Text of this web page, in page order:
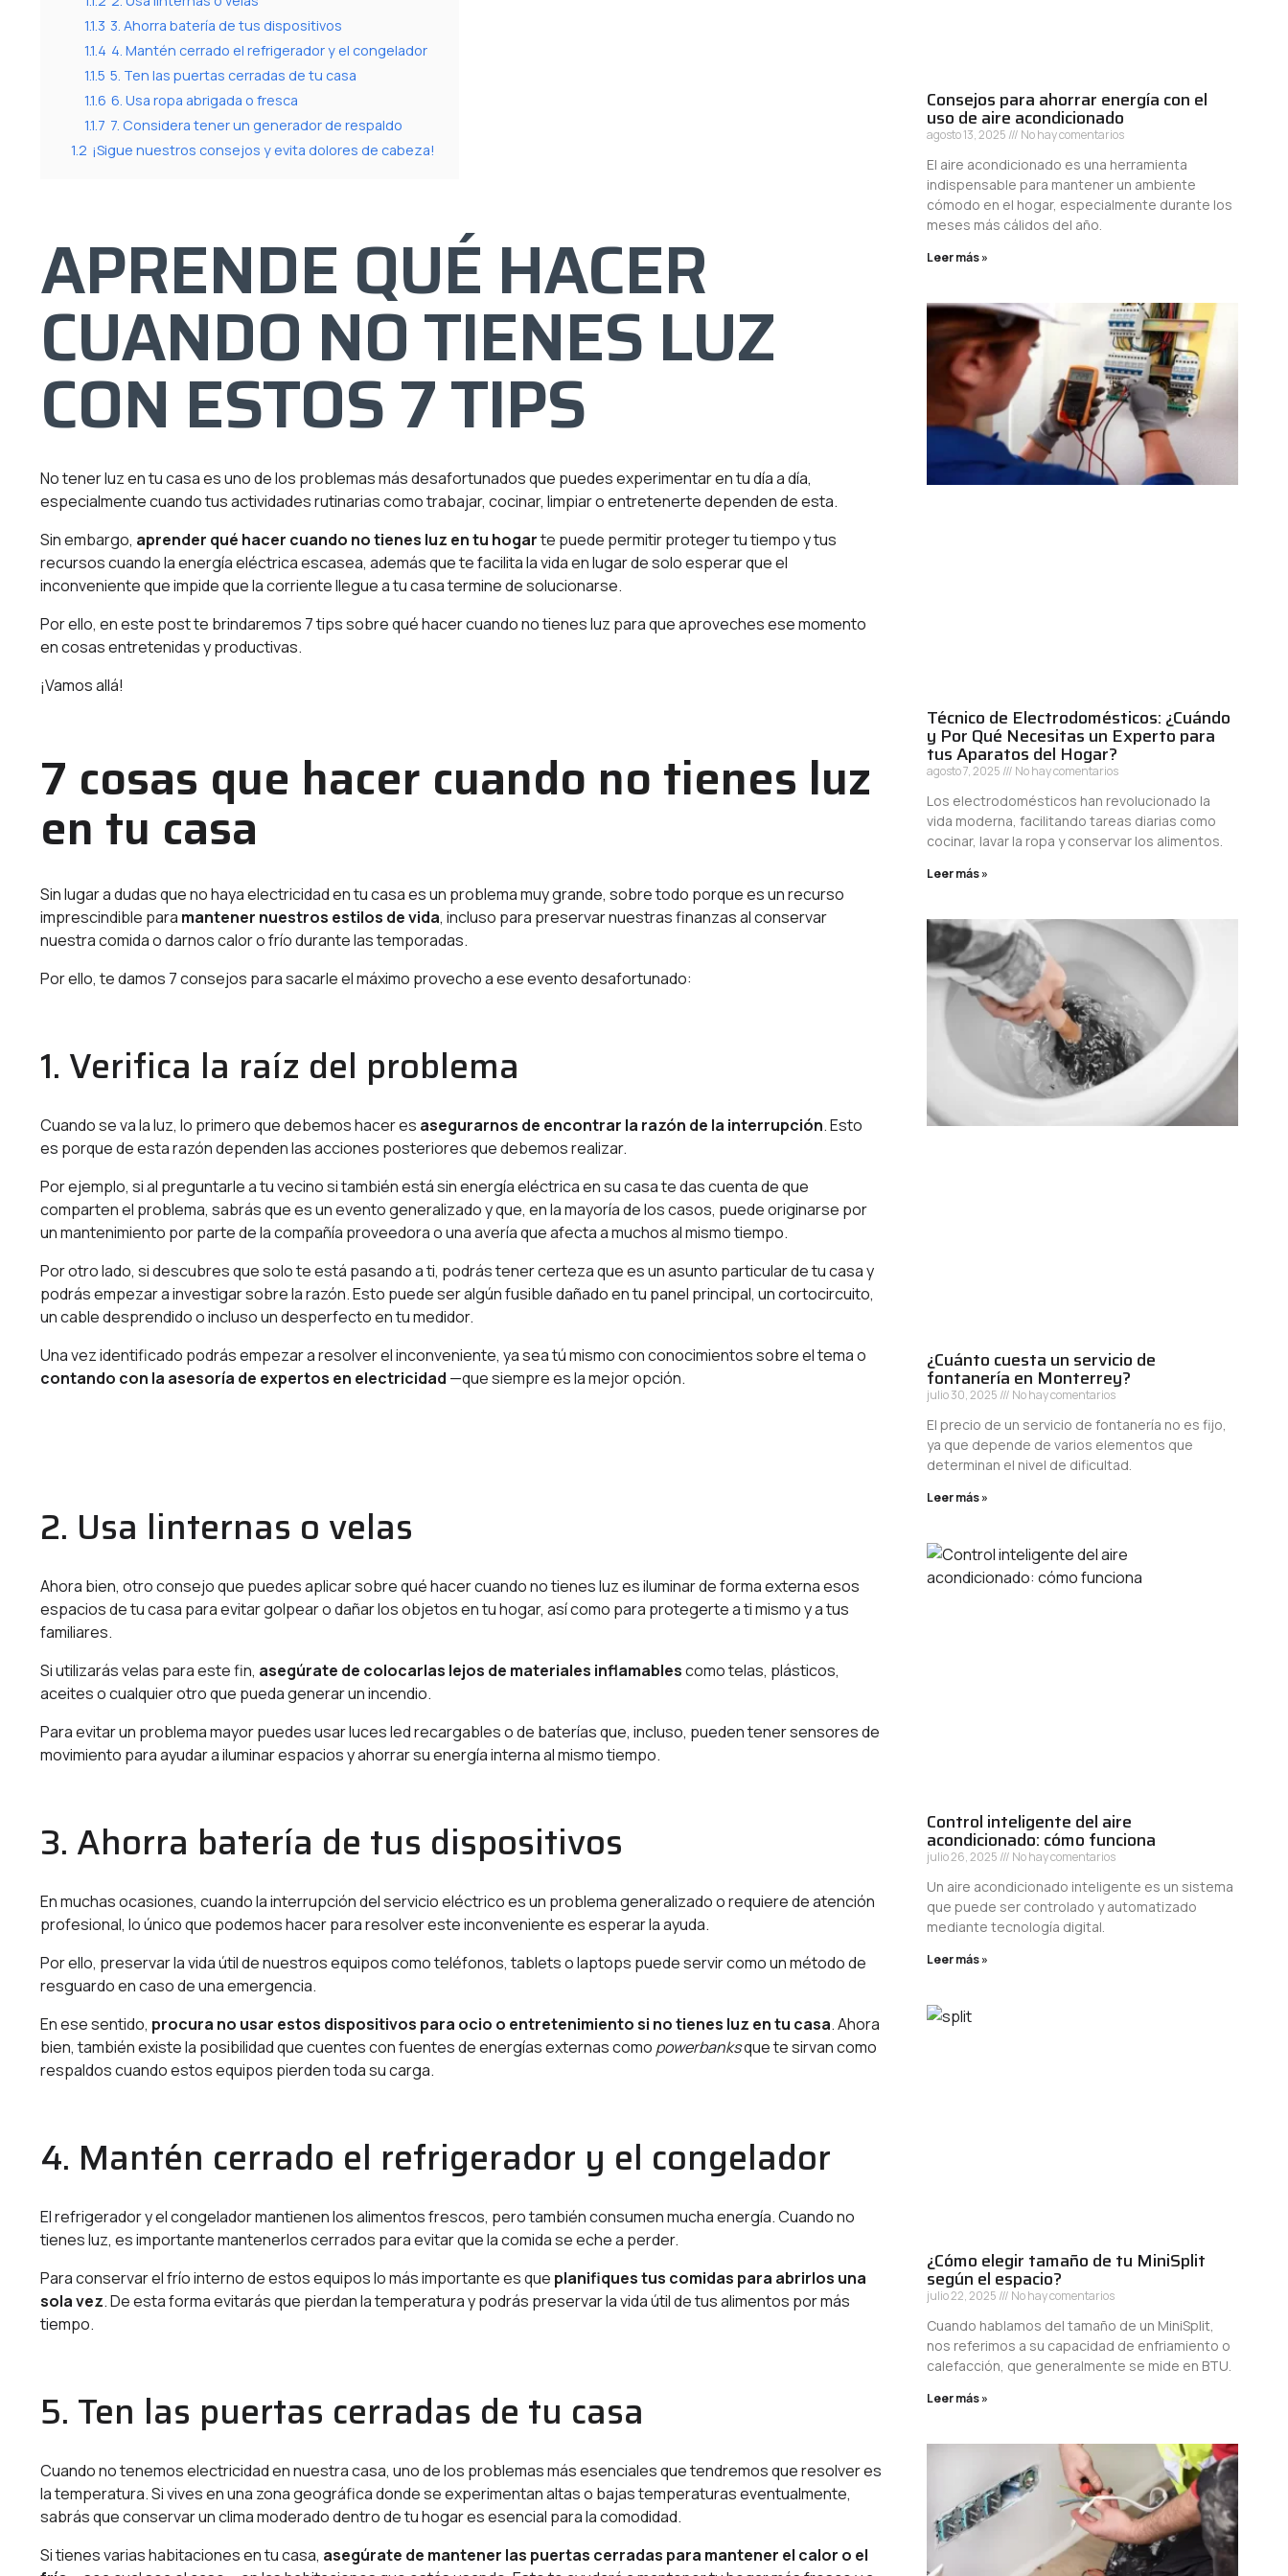
1.1.3 3. Ahorra batería de tus dispositivos
1.1.4 4. Mantén cerrado el refrigerador y el congelador
1.1.5 5. Ten las puertas cerradas de tu casa
1.1.6 6. Usa ropa abrigada o fresca
1.1.7 7. Considera tener un generador de respaldo
1.2 ¡Sigue nuestros consejos y evita dolores de cabeza!
APRENDE QUÉ HACER
CUANDO NO TIENES LUZ
CON ESTOS 7 TIPS
No tener luz en tu casa es uno de los problemas más desafortunadosque puedes experimentar en tu día a día,
especialmente cuando tus actividades rutinarias como trabajar, cocinar, limpiar o entretenerte dependen de esta.
Sin embargo, aprender qué hacer cuando no tienes luz en tu hogarte puede permitir proteger tu tiempo y tus
recursos cuando la energía eléctrica escasea, además que te facilita la vida en lugar de solo esperar que el
inconveniente que impide que la corriente llegue a tu casa termine de solucionarse.
Por ello, en este post te brindaremos 7 tips sobre qué hacer cuando no tienes luz para que aproveches ese momento
en cosas entretenidas y productivas.
¡Vamos allá!
7 cosas que hacer cuando no tienes luz
en tu casa
Sin lugar a dudas que no haya electricidad en tu casa es un problema muy grande, sobre todo porque es un recurso
imprescindible para mantener nuestros estilos de vida, incluso para preservar nuestras finanzas al conservar
nuestra comida o darnos calor o frío durante las temporadas.
Por ello, te damos 7 consejos para sacarle el máximo provecho a ese evento desafortunado:
1. Verifica la raíz del problema
Cuando se va la luz, lo primero que debemos hacer es asegurarnos de encontrar la razón de la interrupción. Esto
es porque de esta razón dependen las acciones posteriores que debemos realizar.
Por ejemplo, si al preguntarle a tu vecino si también está sin energía eléctrica en su casa te das cuenta de que
comparten el problema, sabrás que es un evento generalizado y que, en la mayoría de los casos, puede originarse por
un mantenimiento por parte de la compañía proveedora o una avería que afecta a muchos al mismo tiempo.
Por otro lado, si descubres que solo te está pasando a ti, podrás tener certeza que es un asunto particular de tu casa y
podrás empezar a investigar sobre la razón. Esto puede ser algún fusible dañado en tu panel principal, un cortocircuito,
un cable desprendido o incluso un desperfecto en tu medidor.
Una vez identificado podrás empezar a resolver el inconveniente, ya sea tú mismo con conocimientos sobre el tema o
contando con la asesoría de expertos en electricidad —que siempre es la mejor opción.
2. Usa linternas o velas
Ahora bien, otro consejo que puedes aplicar sobre qué hacer cuando no tienes luz es iluminar de forma externa esos
espacios de tu casa para evitar golpear o dañar los objetos en tu hogar, así como para protegerte a ti mismo y a tus
familiares.
Si utilizarás velas para este fin, asegúrate de colocarlas lejos de materiales inflamablescomo telas, plásticos,
aceites o cualquier otro que pueda generar un incendio.
Para evitar un problema mayor puedes usar luces led recargables o de baterías que, incluso, pueden tener sensores de
movimiento para ayudar a iluminar espacios y ahorrar su energía interna al mismo tiempo.
3. Ahorra batería de tus dispositivos
En muchas ocasiones, cuando la interrupción del servicio eléctrico es un problema generalizado o requiere de atención
profesional, lo único que podemos hacer para resolver este inconveniente es esperar la ayuda.
Por ello, preservar la vida útil de nuestros equipos como teléfonos, tablets o laptops puede servir como un método de
resguardo en caso de una emergencia.
En ese sentido, procura no usar estos dispositivos para ocio o entretenimiento si no tienes luz en tu casa. Ahora
bien, también existe la posibilidad que cuentes con fuentes de energías externas como powerbanksque te sirvan como
respaldos cuando estos equipos pierden toda su carga.
4. Mantén cerrado el refrigerador y el congelador
El refrigerador y el congelador mantienen los alimentos frescos, pero también consumen mucha energía. Cuando no
tienes luz, es importante mantenerlos cerrados para evitar que la comida se eche a perder.
Para conservar el frío interno de estos equipos lo más importante es que planifiques tus comidas para abrirlos una
sola vez. De esta forma evitarás que pierdan la temperatura y podrás preservar la vida útil de tus alimentos por más
tiempo.
5. Ten las puertas cerradas de tu casa
Cuando no tenemos electricidad en nuestra casa, uno de los problemas más esenciales que tendremos que resolver es
la temperatura. Si vives en una zona geográfica donde se experimentan altas o bajas temperaturas eventualmente,
sabrás que conservar un clima moderado dentro de tu hogar es esencial para la comodidad.
Si tienes varias habitaciones en tu casa, asegúrate de mantener las puertas cerradas para mantener el calor o el
Consejos para ahorrar energía con el
uso de aire acondicionado
agosto 13, 2025 No hay comentarios
El aire acondicionado es una herramienta
indispensable para mantener un ambiente
cómodo en el hogar, especialmente durante los
meses más cálidos del año.
Leer más »
Técnico de Electrodomésticos: ¿Cuándo
y Por Qué Necesitas un Experto para
tus Aparatos del Hogar?
agosto 7, 2025 No hay comentarios
Los electrodomésticos han revolucionado la
vida moderna, facilitando tareas diarias como
cocinar, lavar la ropa y conservar los alimentos.
Leer más »
¿Cuánto cuesta un servicio de
fontanería en Monterrey?
julio 30, 2025 No hay comentarios
El precio de un servicio de fontanería no es fijo,
ya que depende de varios elementos que
determinan el nivel de dificultad.
Leer más »
Control inteligente del aire
acondicionado: cómo funciona
julio 26, 2025 No hay comentarios
Un aire acondicionado inteligente es un sistema
que puede ser controlado y automatizado
mediante tecnología digital.
Leer más »
¿Cómo elegir tamaño de tu MiniSplit
según el espacio?
julio 22, 2025 No hay comentarios
Cuando hablamos del tamaño de un MiniSplit,
nos referimos a su capacidad de enfriamiento o
calefacción, que generalmente se mide en BTU.
Leer más »